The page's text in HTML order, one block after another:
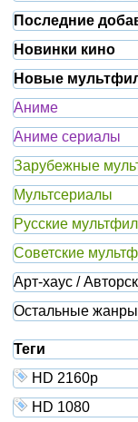
Последние
Новинки кино
Новые
Аниме
Аниме сериалы
Зарубежные
Мультсериалы
Русские
Советские
Арт-хаус /
Остальные жанры
Теги
HD 2160р
HD 1080